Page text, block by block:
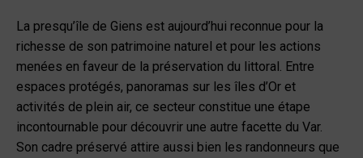
La presqu’île de Giens est aujourd’hui reconnue pour la
richesse de son patrimoine naturel et pour les actions
menées en faveur de la préservation du littoral. Entre
espaces protégés, panoramas sur les îles d’Or et
activités de plein air, ce secteur constitue une étape
incontournable pour découvrir une autre facette du Var.
Son cadre préservé attire aussi bien les randonneurs que